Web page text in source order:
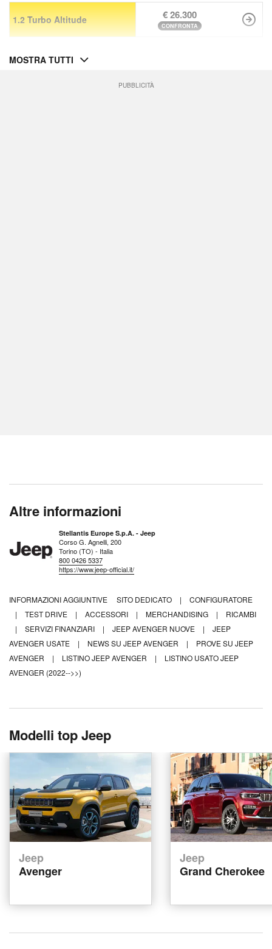
1.2 Turbo Altitude € 26.300
CONFRONTA
MOSTRA TUTTI
PUBBLICITÀ
Altre informazioni
Stellantis Europe S.p.A. - Jeep
Corso G. Agnelli, 200
Torino (TO) - Italia
800 0426 5337
https://www.jeep-official.it/
INFORMAZIONI AGGIUNTIVE SITO DEDICATO |
CONFIGURATORE
|
TEST DRIVE | ACCESSORI | MERCHANDISING |
RICAMBI
|
SERVIZI FINANZIARI | JEEP AVENGER NUOVE |
JEEP
AVENGER USATE
| NEWS SU JEEP AVENGER |
PROVE SU JEEP
AVENGER
| LISTINO JEEP AVENGER |
LISTINO USATO JEEP
AVENGER (2022-->>)
Modelli top Jeep
Jeep
Avenger
Jeep
Grand Cherokee